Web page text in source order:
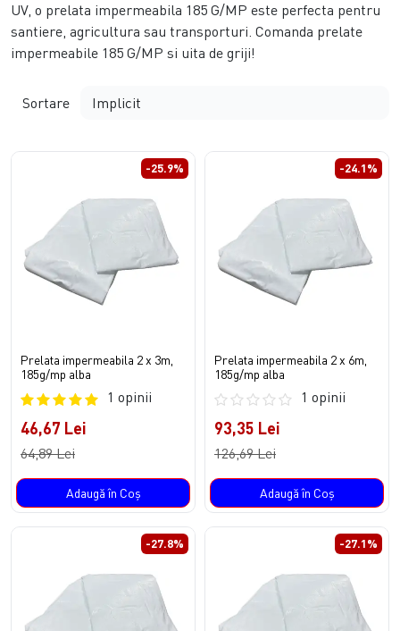
UV, o prelata impermeabila 185 G/MP este perfecta pentru
santiere, agricultura sau transporturi. Comanda prelate
impermeabile 185 G/MP si uita de griji!
Sortare
-25.9%
Prelata impermeabila 2 x 3m,
185g/mp alba
1 opinii
46,67 Lei
64,89 Lei
Adaugă în Coş
-24.1%
Prelata impermeabila 2 x 6m,
185g/mp alba
1 opinii
93,35 Lei
126,69 Lei
Adaugă în Coş
-27.8% -27.1%